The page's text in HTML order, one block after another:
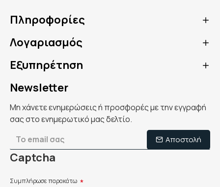
Πληροφορίες
Λογαριασμός
Εξυπηρέτηση
Newsletter
Μη χάνετε ενημερώσεις ή προσφορές με την εγγραφή
σας στο ενημερωτικό μας δελτίο.
Αποστολή
Captcha
Συμπλήρωσε παρακάτω